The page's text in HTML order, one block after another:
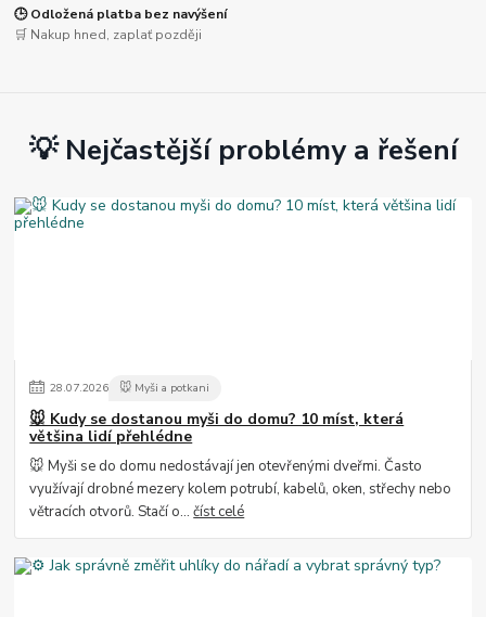
🕒 Odložená platba bez navýšení
🛒 Nakup hned, zaplať později
💡 Nejčastější problémy a řešení
28.07.2026 🐭 Myši a potkani
🐭 Kudy se dostanou myši do domu? 10 míst, která
většina lidí přehlédne
🐭 Myši se do domu nedostávají jen otevřenými dveřmi. Často
využívají drobné mezery kolem potrubí, kabelů, oken, střechy nebo
větracích otvorů. Stačí o...číst celé